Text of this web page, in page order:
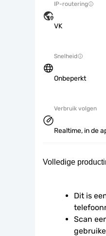
IP-routering
VK
Snelheid
Onbeperkt
Verbruik volgen
Realtime, in de
Volledige
Dit is
Scan